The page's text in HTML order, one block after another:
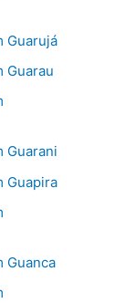
Guarujá
Guarau
Guarani
Guapira
Guanca